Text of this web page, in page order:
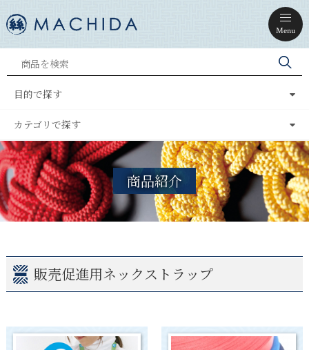
Menu
目的で探す
カテゴリで探す
商品紹介
販売促進用ネックストラップ